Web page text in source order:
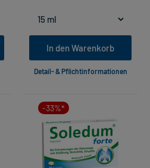
In den Warenkorb
Detail- & Pflichtinformationen
-33%*